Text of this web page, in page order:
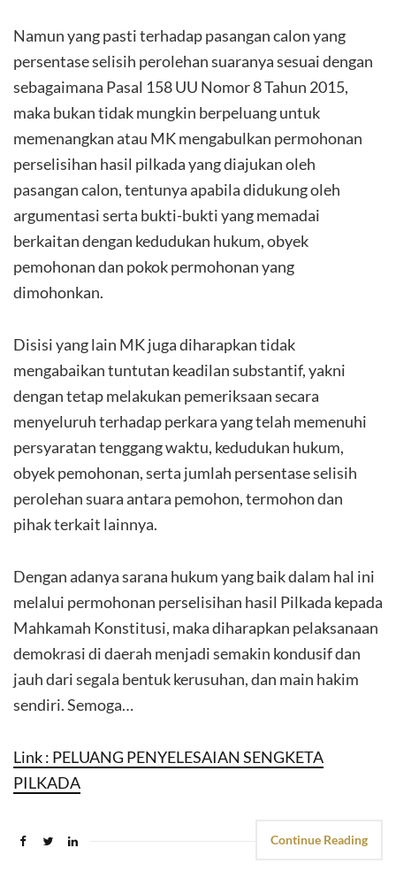
Namun yang pasti terhadap pasangan calon yang
persentase selisih perolehan suaranya sesuai dengan
sebagaimana Pasal 158 UU Nomor 8 Tahun 2015,
maka bukan tidak mungkin berpeluang untuk
memenangkan atau MK mengabulkan permohonan
perselisihan hasil pilkada yang diajukan oleh
pasangan calon, tentunya apabila didukung oleh
argumentasi serta bukti-bukti yang memadai
berkaitan dengan kedudukan hukum, obyek
pemohonan dan pokok permohonan yang
dimohonkan.
Disisi yang lain MK juga diharapkan tidak
mengabaikan tuntutan keadilan substantif, yakni
dengan tetap melakukan pemeriksaan secara
menyeluruh terhadap perkara yang telah memenuhi
persyaratan tenggang waktu, kedudukan hukum,
obyek pemohonan, serta jumlah persentase selisih
perolehan suara antara pemohon, termohon dan
pihak terkait lainnya.
Dengan adanya sarana hukum yang baik dalam hal ini
melalui permohonan perselisihan hasil Pilkada kepada
Mahkamah Konstitusi, maka diharapkan pelaksanaan
demokrasi di daerah menjadi semakin kondusif dan
jauh dari segala bentuk kerusuhan, dan main hakim
sendiri. Semoga…
Link : PELUANG PENYELESAIAN SENGKETA
PILKADA
Continue Reading